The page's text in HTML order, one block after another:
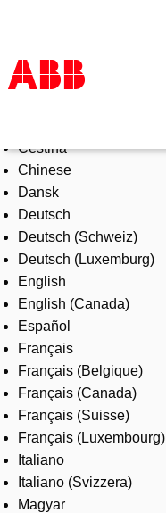
Products & Solutions
Industries
Services
About us
Where to buy
Contact us
Careers
Čeština
Chinese
Dansk
Deutsch
Deutsch (Schweiz)
Deutsch (Luxemburg)
English
English (Canada)
Español
Français
Français (Belgique)
Français (Canada)
Français (Suisse)
Français (Luxembourg)
Italiano
Italiano (Svizzera)
Magyar